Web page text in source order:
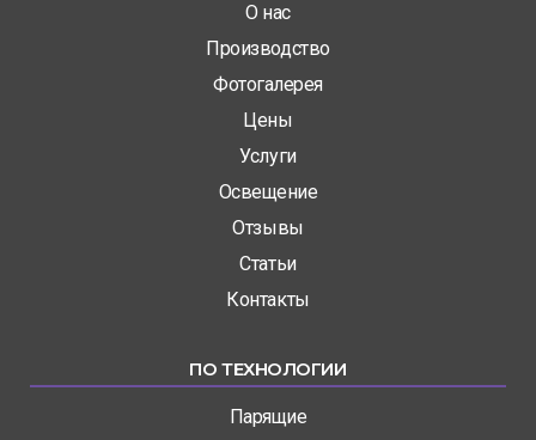
О нас
Производство
Фотогалерея
Цены
Услуги
Освещение
Отзывы
Статьи
Контакты
ПО ТЕХНОЛОГИИ
Парящие